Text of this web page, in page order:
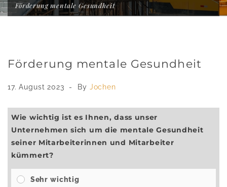
Förderung mentale Gesundheit
Förderung mentale Gesundheit
17. August 2023 By Jochen
Wie wichtig ist es Ihnen, dass unser
Unternehmen sich um die mentale Gesundheit
seiner Mitarbeiterinnen und Mitarbeiter
kümmert?
Sehr wichtig